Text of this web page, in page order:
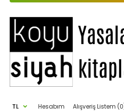
TL Hesabım Alışveriş Listem